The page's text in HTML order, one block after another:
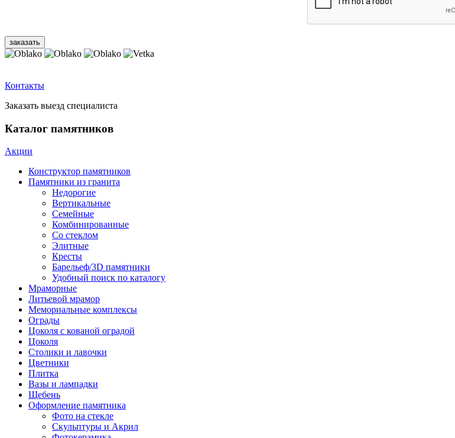
Контакты
Заказать выезд специалиста
Каталог памятников
Акции
Конструктор памятников
Памятники из гранита
Недорогие
Вертикальные
Семейные
Комбинированные
Со стеклом
Элитные
Кресты
Барельеф/3D памятники
Удобный поиск по каталогу
Мраморные
Литьевой мрамор
Мемориальные комплексы
Ограды
Цоколя с кованой оградой
Цоколя
Столики и лавочки
Цветники
Плитка
Вазы и лампадки
Щебень
Оформление памятника
Фото на стекле
Скульптуры и Акрил